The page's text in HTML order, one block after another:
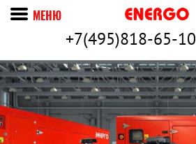
+7(495)818-65-10
МЕНЮ